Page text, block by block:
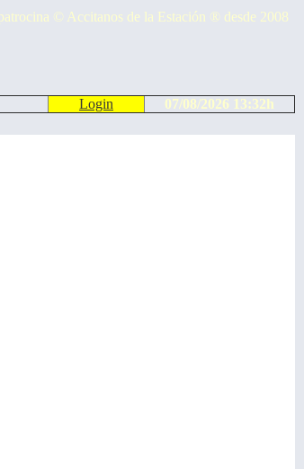
© Accitanos de la Estación ® desde 2008
Login 07/08/2026 13:32h